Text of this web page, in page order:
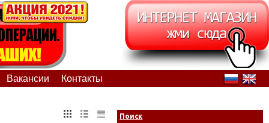
Вакансии Контакты
Поиск